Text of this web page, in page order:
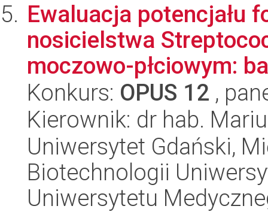
Ewaluacja potencjału
nosicielstwa
moczowo-płciowym:
Konkurs: OPUS 12 ,
Kierownik: dr hab.
Uniwersytet Gdański,
Biotechnologii
Uniwersytetu